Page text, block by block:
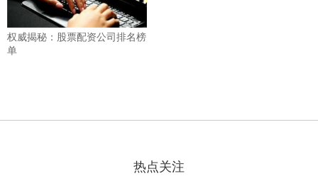
权威揭秘：股票配资公司排名榜
单
热点关注